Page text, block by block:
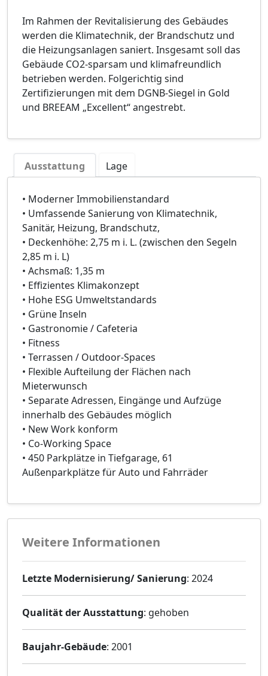
Im Rahmen der Revitalisierung des Gebäudes
werden die Klimatechnik, der Brandschutz und
die Heizungsanlagen saniert. Insgesamt soll das
Gebäude CO2-sparsam und klimafreundlich
betrieben werden. Folgerichtig sind
Zertifizierungen mit dem DGNB-Siegel in Gold
und BREEAM „Excellent“ angestrebt.
Ausstattung Lage
• Moderner Immobilienstandard
• Umfassende Sanierung von Klimatechnik,
Sanitär, Heizung, Brandschutz,
• Deckenhöhe: 2,75 m i. L. (zwischen den Segeln
2,85 m i. L)
• Achsmaß: 1,35 m
• Effizientes Klimakonzept
• Hohe ESG Umweltstandards
• Grüne Inseln
• Gastronomie / Cafeteria
• Fitness
• Terrassen / Outdoor-Spaces
• Flexible Aufteilung der Flächen nach
Mieterwunsch
• Separate Adressen, Eingänge und Aufzüge
innerhalb des Gebäudes möglich
• New Work konform
• Co-Working Space
• 450 Parkplätze in Tiefgarage, 61
Außenparkplätze für Auto und Fahrräder
Weitere Informationen
Letzte Modernisierung/ Sanierung: 2024
Qualität der Ausstattung: gehoben
Baujahr-Gebäude: 2001